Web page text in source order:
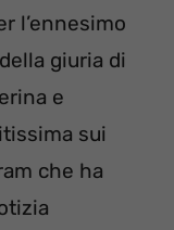
l’ennesimo
giuria di
e
sui
che ha